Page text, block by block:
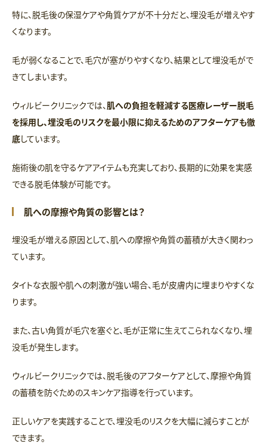
特に、脱毛後の保湿ケアや角質ケアが不十分だと、埋没毛が増えやす
くなります。
毛が弱くなることで、毛穴が塞がりやすくなり、結果として埋没毛がで
きてしまいます。
ウィルビークリニックでは、 肌への負担を軽減する医療レーザー脱毛
を採用し、埋没毛のリスクを最小限に抑えるためのアフターケアも徹
底しています。
施術後の肌を守るケアアイテムも充実しており、長期的に効果を実感
できる脱毛体験が可能です。
肌への摩擦や角質の影響とは？
埋没毛が増える原因として、肌への摩擦や角質の蓄積が大きく関わっ
ています。
タイトな衣服や肌への刺激が強い場合、毛が皮膚内に埋まりやすくな
ります。
また、古い角質が毛穴を塞ぐと、毛が正常に生えてこられなくなり、埋
没毛が発生します。
ウィルビークリニックでは、脱毛後のアフターケアとして、摩擦や角質
の蓄積を防ぐためのスキンケア指導を行っています。
正しいケアを実践することで、埋没毛のリスクを大幅に減らすことが
できます。